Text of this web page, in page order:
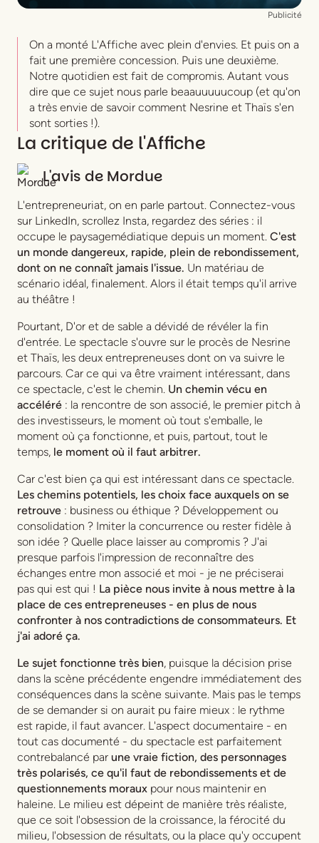
Publicité
On a monté L'Affiche avec plein d'envies. Et puis on a
fait une première concession. Puis une deuxième.
Notre quotidien est fait de compromis. Autant vous
dire que ce sujet nous parle beaauuuuucoup (et qu'on
a très envie de savoir comment Nesrine et Thaïs s'en
sont sorties !).
La critique de l'Affiche
L'avis de Mordue
L'entrepreneuriat, on en parle partout. Connectez-vous
sur LinkedIn, scrollez Insta, regardez des séries : il
occupe le paysagemédiatique depuis un moment. C'est
un monde dangereux, rapide, plein de rebondissement,
dont on ne connaît jamais l'issue. Un matériau de
scénario idéal, finalement. Alors il était temps qu'il arrive
au théâtre !
Pourtant, D'or et de sable a dévidé de révéler la fin
d'entrée. Le spectacle s'ouvre sur le procès de Nesrine
et Thaïs, les deux entrepreneuses dont on va suivre le
parcours. Car ce qui va être vraiment intéressant, dans
ce spectacle, c'est le chemin. Un chemin vécu en
accéléré : la rencontre de son associé, le premier pitch à
des investisseurs, le moment où tout s'emballe, le
moment où ça fonctionne, et puis, partout, tout le
temps, le moment où il faut arbitrer.
Car c'est bien ça qui est intéressant dans ce spectacle.
Les chemins potentiels, les choix face auxquels on se
retrouve : business ou éthique ? Développement ou
consolidation ? Imiter la concurrence ou rester fidèle à
son idée ? Quelle place laisser au compromis ? J'ai
presque parfois l'impression de reconnaître des
échanges entre mon associé et moi - je ne préciserai
pas qui est qui ! La pièce nous invite à nous mettre à la
place de ces entrepreneuses - en plus de nous
confronter à nos contradictions de consommateurs. Et
j'ai adoré ça.
Le sujet fonctionne très bien, puisque la décision prise
dans la scène précédente engendre immédiatement des
conséquences dans la scène suivante. Mais pas le temps
de se demander si on aurait pu faire mieux : le rythme
est rapide, il faut avancer. L'aspect documentaire - en
tout cas documenté - du spectacle est parfaitement
contrebalancé par une vraie fiction, des personnages
très polarisés, ce qu'il faut de rebondissements et de
questionnements moraux pour nous maintenir en
haleine. Le milieu est dépeint de manière très réaliste,
que ce soit l'obsession de la croissance, la férocité du
milieu, l'obsession de résultats, ou la place qu'y occupent